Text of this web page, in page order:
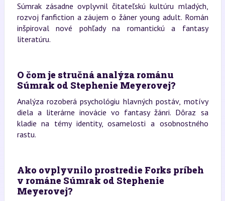
Súmrak zásadne ovplyvnil čitateľskú kultúru mladých,
rozvoj fanfiction a záujem o žáner young adult. Román
inšpiroval nové pohľady na romantickú a fantasy
literatúru.
O čom je stručná analýza románu
Súmrak od Stephenie Meyerovej?
Analýza rozoberá psychológiu hlavných postáv, motívy
diela a literárne inovácie vo fantasy žánri. Dôraz sa
kladie na témy identity, osamelosti a osobnostného
rastu.
Ako ovplyvnilo prostredie Forks príbeh
v románe Súmrak od Stephenie
Meyerovej?